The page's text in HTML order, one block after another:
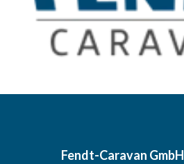
Fendt-Caravan GmbH